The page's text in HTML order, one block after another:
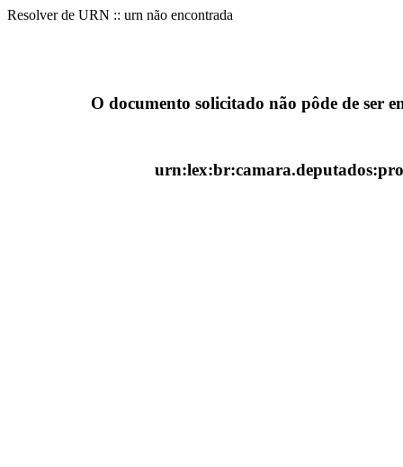
Resolver de URN :: urn não encontrada
O documento solicitado não pôde de ser